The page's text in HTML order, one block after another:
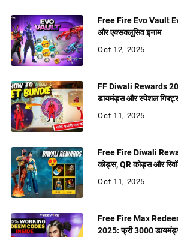
Free Fire Evo Vault
और एक्सक्लूसिव इनाम
Oct 12, 2025
FF Diwali Rewards
डायमंड्स और स्पेशल
Oct 11, 2025
Free Fire Diwali
कोड्स, QR कोड्स और
Oct 11, 2025
Free Fire Max
2025: फ्री 3000